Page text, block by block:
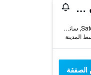
هوتل أرياون كوشيكي أيلاند
1619-15 Satochosato, ساتسوماسنداي, اليابان